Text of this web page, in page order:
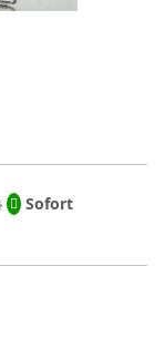
Sofort